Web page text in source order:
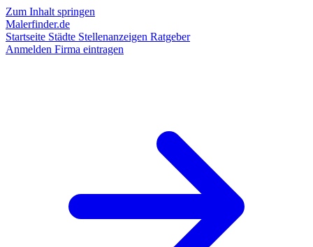
Zum Inhalt springen
Malerfinder.de
Startseite Städte Stellenanzeigen Ratgeber
Anmelden Firma eintragen